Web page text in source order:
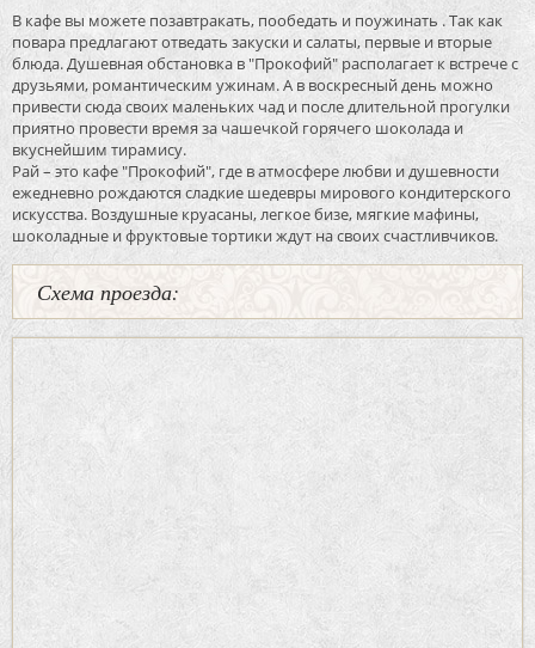
В кафе вы можете позавтракать, пообедать и поужинать . Так как
повара предлагают отведать закуски и салаты, первые и вторые
блюда. Душевная обстановка в "Прокофий" располагает к встрече с
друзьями, романтическим ужинам. А в воскресный день можно
привести сюда своих маленьких чад и после длительной прогулки
приятно провести время за чашечкой горячего шоколада и
вкуснейшим тирамису.
Рай – это кафе "Прокофий", где в атмосфере любви и душевности
ежедневно рождаются сладкие шедевры мирового кондитерского
искусства. Воздушные круасаны, легкое бизе, мягкие мафины,
шоколадные и фруктовые тортики ждут на своих счастливчиков.
Схема проезда: